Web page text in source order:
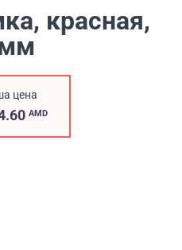
красная,
цена
AMD